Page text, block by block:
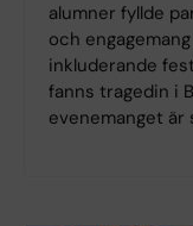
alumner fyllde
och
inkluderande
fanns tragedin i
evenemanget är